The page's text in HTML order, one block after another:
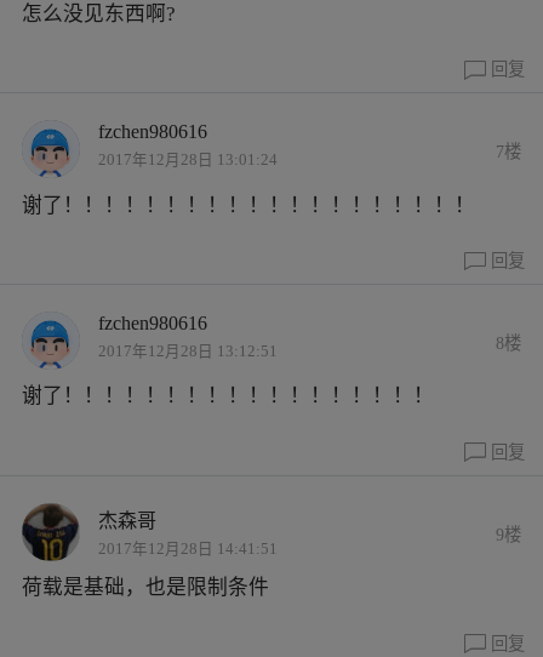
怎么没见东西啊?
回复
fzchen980616
2017年12月28日 13:01:24 7楼
谢了！！！！！！！！！！！！！！！！！！！！
回复
fzchen980616
2017年12月28日 13:12:51 8楼
谢了！！！！！！！！！！！！！！！！！！
回复
杰森哥
2017年12月28日 14:41:51
9楼
荷载是基础，也是限制条件
回复